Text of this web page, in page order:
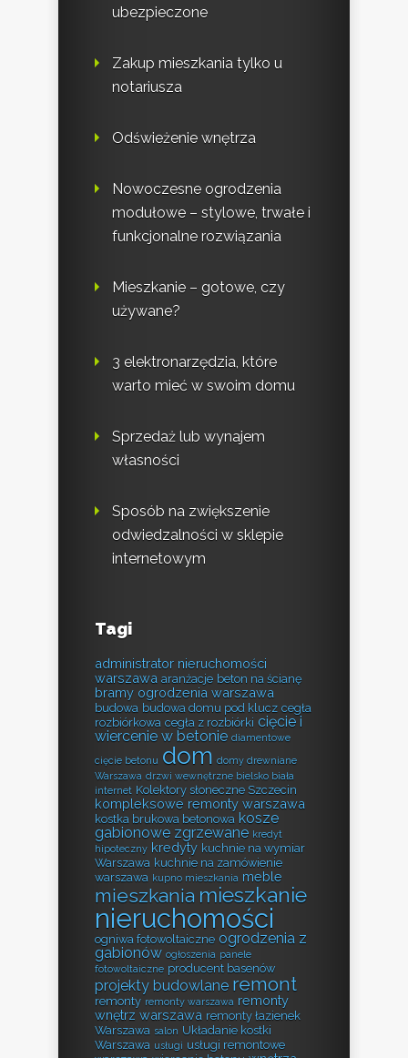
ubezpieczone
Zakup mieszkania tylko u
notariusza
Odświeżenie wnętrza
Nowoczesne ogrodzenia
modułowe – stylowe, trwałe i
funkcjonalne rozwiązania
Mieszkanie – gotowe, czy
używane?
3 elektronarzędzia, które
warto mieć w swoim domu
Sprzedaż lub wynajem
własności
Sposób na zwiększenie
odwiedzalności w sklepie
internetowym
Tagi
administrator nieruchomości
warszawa aranżacje beton na ścianę
bramy ogrodzenia warszawa
budowa budowa domu pod klucz cegła
rozbiórkowa cegła z rozbiórki cięcie i
wiercenie w betonie diamentowe
cięcie betonu dom domy drewniane
Warszawa drzwi wewnętrzne bielsko biała
internet Kolektory słoneczne Szczecin
kompleksowe remonty warszawa
kostka brukowa betonowa kosze
gabionowe zgrzewane kredyt
hipoteczny kredyty kuchnie na wymiar
Warszawa kuchnie na zamówienie
warszawa kupno mieszkania meble
mieszkania mieszkanie
nieruchomości
ogniwa fotowoltaiczne ogrodzenia z
gabionów ogłoszenia panele
fotowoltaiczne producent basenów
projekty budowlane remont
remonty remonty warszawa remonty
wnętrz warszawa remonty łazienek
Warszawa salon Układanie kostki
Warszawa usługi usługi remontowe